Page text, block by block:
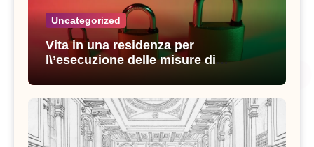
Uncategorized
Vita in una residenza per
l\’esecuzione delle misure di